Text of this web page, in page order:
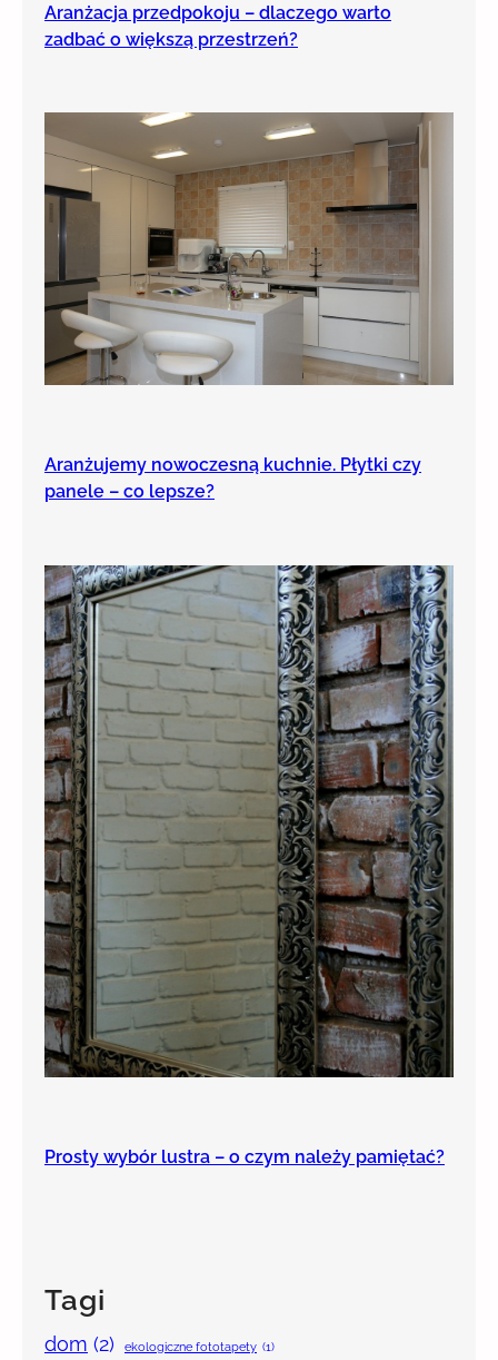
Aranżacja przedpokoju – dlaczego warto
zadbać o większą przestrzeń?
Aranżujemy nowoczesną kuchnie. Płytki czy
panele – co lepsze?
Prosty wybór lustra – o czym należy pamiętać?
Tagi
dom (2) ekologiczne fototapety (1)